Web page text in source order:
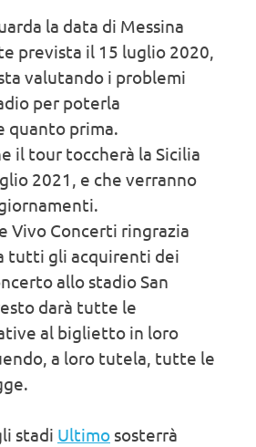
la data di Messina
prevista il 15 luglio 2020,
valutando i problemi
per poterla
quanto prima.
il tour toccherà la Sicilia
2021, e che verranno
Vivo Concerti ringrazia
tutti gli acquirenti dei
allo stadio San
darà tutte le
al biglietto in loro
a loro tutela, tutte le
stadi Ultimo sosterrà